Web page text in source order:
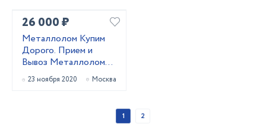
26 000 ₽
Металлолом Купим
Дорого. Прием и
Вывоз Металлолома
от 1й Тонны.
Демонтаж.
23 ноября 2020 Москва
1 2